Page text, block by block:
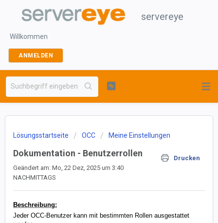
servereye
Willkommen
ANMELDEN
Lösungsstartseite OCC Meine Einstellungen
Dokumentation - Benutzerrollen
Drucken
Geändert am: Mo, 22 Dez, 2025 um 3:40
NACHMITTAGS
Beschreibung:
Jeder OCC-Benutzer kann mit bestimmten Rollen ausgestattet